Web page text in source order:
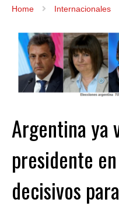
Home Internacionales
Argentina ya
presidente
decisivos